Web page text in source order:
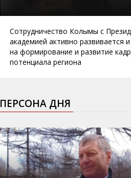
Сотрудничество Колымы с
академией активно развивается
на формирование и развитие
потенциала региона
ПЕРСОНА ДНЯ